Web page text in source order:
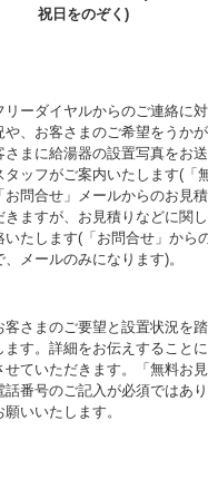
祝日をのぞく)
リーダイヤルからのご連絡に
や、お客さまのご希望をうか
さまに給湯器の設置写真をお
タッフがご案内いたします(「
「お問合せ」メールからのお見
きますが、お見積りなどに関
いたします(「お問合せ」から
、メールのみになります)。
客さまのご要望と設置状況を
ます。詳細をお伝えすること
せていただきます。「無料お
話番号のご記入が必須ではあ
願いいたします。